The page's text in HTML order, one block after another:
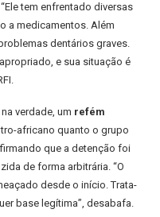
tem enfrentado diversas
a medicamentos. Além
dentários graves.
e sua situação é
verdade, um refém
africano quanto o grupo
que a detenção foi
de forma arbitrária. “O
desde o início. Trata-
base legítima”, desabafa.